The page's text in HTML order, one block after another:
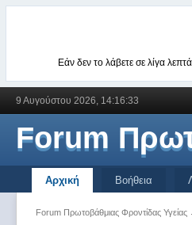
Εάν δεν το λάβετε σε λίγα
9 Αυγούστου 2026, 14:16:33
Forum
Αρχική Βοήθεια
Forum Πρωτοβάθμιας Φροντίδας Υγείας